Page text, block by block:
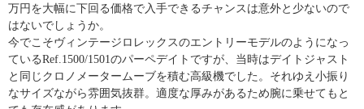
万円を大幅に下回る価格で入手できるチャンスは意外と少ないので
はないでしょうか。
今でこそヴィンテージロレックスのエントリーモデルのようになっ
ているRef.1500/1501のパーペデイトですが、当時はデイトジャスト
と同じクロノメータームーブを積む高級機でした。それゆえ小振り
なサイズながら雰囲気抜群。適度な厚みがあるため腕に乗せてもと